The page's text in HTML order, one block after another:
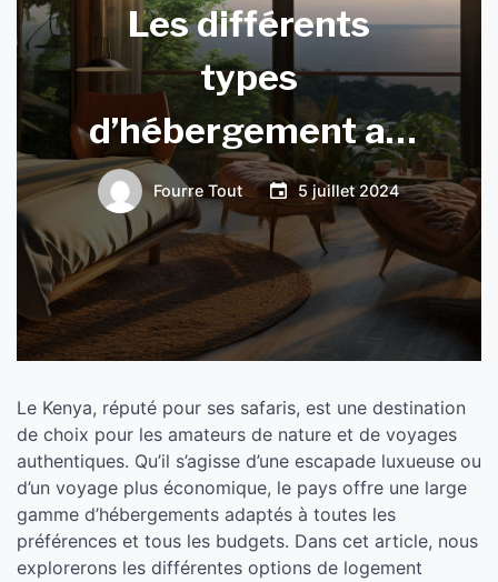
Les différents
types
d’hébergement au
Kenya
Fourre Tout 5 juillet 2024
Le Kenya, réputé pour ses safaris, est une destination
de choix pour les amateurs de nature et de voyages
authentiques. Qu’il s’agisse d’une escapade luxueuse ou
d’un voyage plus économique, le pays offre une large
gamme d’hébergements adaptés à toutes les
préférences et tous les budgets. Dans cet article, nous
explorerons les différentes options de logement